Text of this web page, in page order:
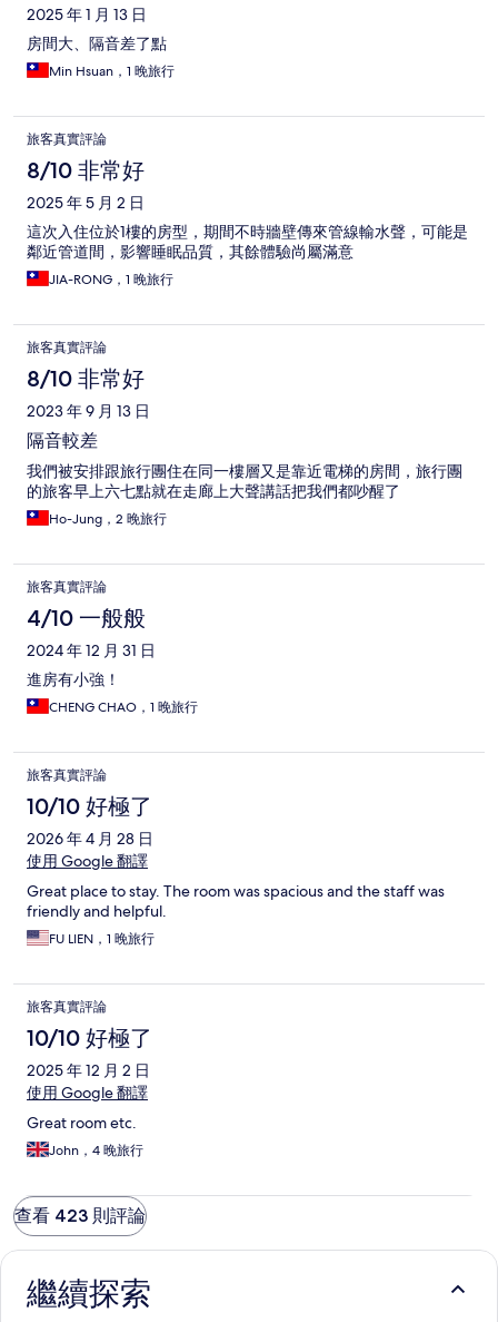
2025 年 1 月 13 日
房間大、隔音差了點
Min Hsuan，1 晚旅行
旅客真實評論
8/10 非常好
2025 年 5 月 2 日
這次入住位於1樓的房型，期間不時牆壁傳來管線輸水聲，可能是
鄰近管道間，影響睡眠品質，其餘體驗尚屬滿意
JIA-RONG，1 晚旅行
旅客真實評論
8/10 非常好
2023 年 9 月 13 日
隔音較差
我們被安排跟旅行團住在同一樓層又是靠近電梯的房間，旅行團
的旅客早上六七點就在走廊上大聲講話把我們都吵醒了
Ho-Jung，2 晚旅行
旅客真實評論
4/10 一般般
2024 年 12 月 31 日
進房有小強！
CHENG CHAO，1 晚旅行
旅客真實評論
10/10 好極了
2026 年 4 月 28 日
使用 Google 翻譯
Great place to stay. The room was spacious and the staff was
friendly and helpful.
FU LIEN，1 晚旅行
旅客真實評論
10/10 好極了
2025 年 12 月 2 日
使用 Google 翻譯
Great room etc.
John，4 晚旅行
查看 423 則評論
繼續探索